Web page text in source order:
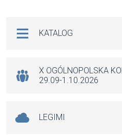
KATALOG
X OGÓLNOPOLSKA
29.09-1.10.2026
LEGIMI